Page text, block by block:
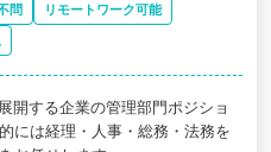
問
リモートワーク可能
開する企業の管理部門ポジショ
には経理・人事・総務・法務を